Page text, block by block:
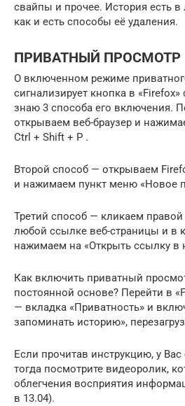
свайпы и прочее. История есть
как и есть способы её удаления.
ПРИВАТНЫЙ ПРОСМОТР
О включенном режиме
сигнализирует кнопка в
знаю 3 способа его включения.
открываем веб-браузер и
Ctrl + Shift + P .
Второй способ — открываем
и нажимаем пункт меню «Новое
Третий способ — кликаем
любой ссылке веб-страницы и в
нажимаем на «Открыть ссылку в
Как включить приватный
постоянной основе? Перейти в
— вкладка «Приватность» и
запоминать историю»,
Если прочитав инструкцию, у
тогда посмотрите видеоролик,
облегчения восприятия
в 13.04).